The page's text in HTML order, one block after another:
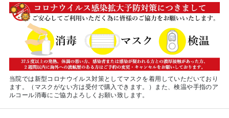
当院では新型コロナウイルス対策としてマスクを着用していただいており
ます。（マスクがない方は受付で購入できます。）また、検温や手指のア
ルコール消毒にご協力よろしくお願い致します。